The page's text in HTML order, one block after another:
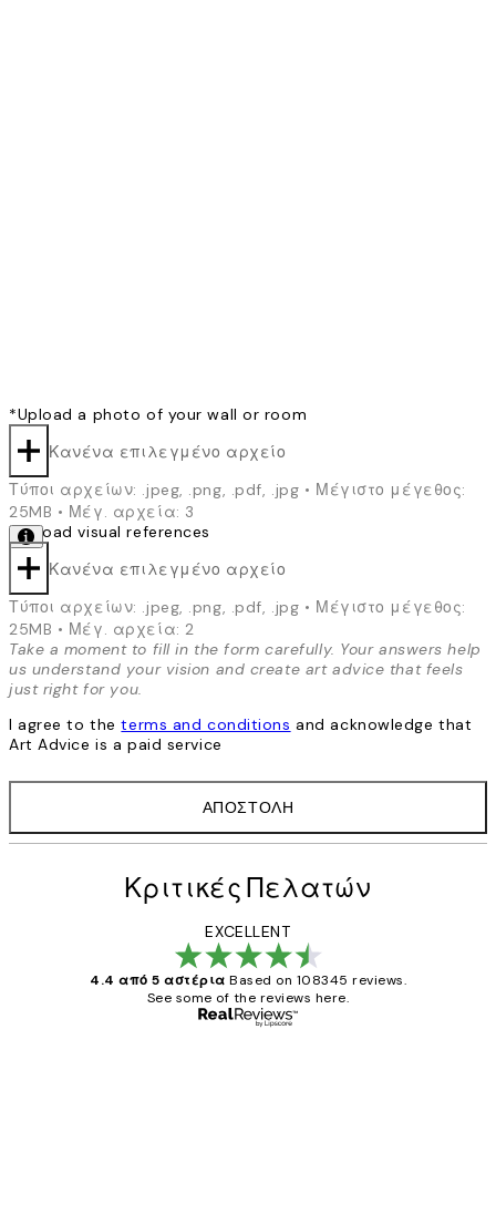
*Upload a photo of your wall or room
Κανένα επιλεγμένο αρχείο
Τύποι αρχείων: .jpeg, .png, .pdf, .jpg • Μέγιστο μέγεθος:
25MB • Μέγ. αρχεία: 3
*Upload visual references
Κανένα επιλεγμένο αρχείο
Τύποι αρχείων: .jpeg, .png, .pdf, .jpg • Μέγιστο μέγεθος:
25MB • Μέγ. αρχεία: 2
Take a moment to fill in the form carefully. Your answers help
us understand your vision and create art advice that feels
just right for you.
I agree to theterms and conditions and acknowledge that
Art Advice is a paid service
ΑΠΟΣΤΟΛΉ
Κριτικές Πελατών
EXCELLENT
4.4 από 5 αστέρια Based on 108345 reviews.
See some of the reviews here.